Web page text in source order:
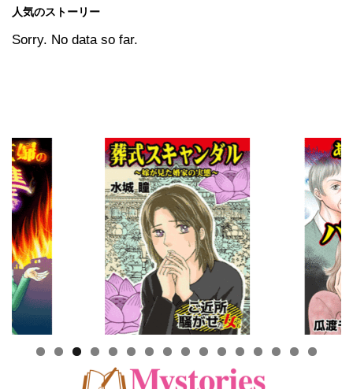
人気のストーリー
Sorry. No data so far.